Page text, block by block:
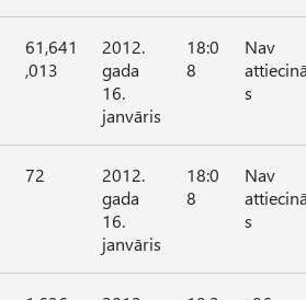
61,641
,013
2012.
gada
16.
janvāris
18:0
8
Nav
s
72
2012.
gada
16.
janvāris
18:0
8
Nav
s